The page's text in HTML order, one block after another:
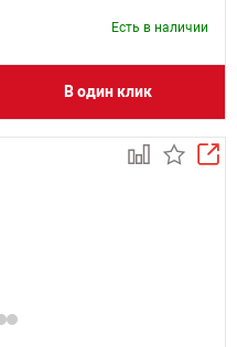
Есть в наличии
В один клик